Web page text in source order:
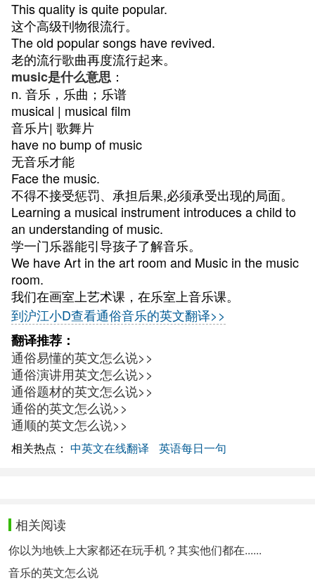
This quality is quite popular.
这个高级刊物很流行。
The old popular songs have revived.
老的流行歌曲再度流行起来。
music是什么意思 ：
n. 音乐，乐曲；乐谱
musical | musical film
音乐片| 歌舞片
have no bump of music
无音乐才能
Face the music.
不得不接受惩罚、承担后果,必须承受出现的局面。
Learning a musical instrument introduces a child to
an understanding of music.
学一门乐器能引导孩子了解音乐。
We have Art in the art room and Music in the music
room.
我们在画室上艺术课，在乐室上音乐课。
到沪江小D查看通俗音乐的英文翻译>>
翻译推荐：
通俗易懂的英文怎么说>>
通俗演讲用英文怎么说>>
通俗题材的英文怎么说>>
通俗的英文怎么说>>
通顺的英文怎么说>>
相关热点： 中英文在线翻译 英语每日一句
相关阅读
你以为地铁上大家都还在玩手机？其实他们都在......
音乐的英文怎么说